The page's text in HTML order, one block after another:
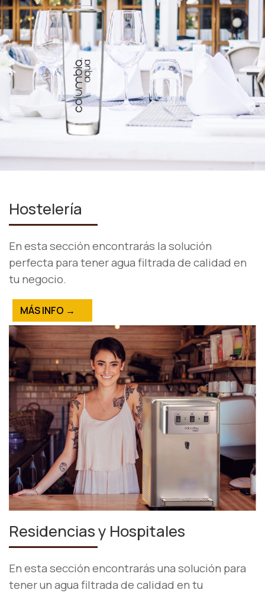
Hostelería
En esta sección encontrarás la solución
perfecta para tener agua filtrada de calidad en
tu negocio.
MÁS INFO →
Residencias y Hospitales
En esta sección encontrarás una solución para
tener un agua filtrada de calidad en tu